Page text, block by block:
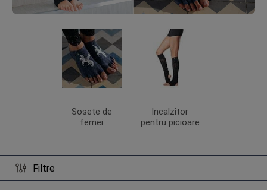
Sosete de
femei
Incalzitor
pentru picioare
Filtre